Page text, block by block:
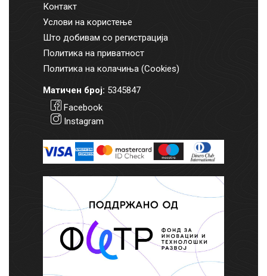
Контакт
Услови на користење
Што добивам со регистрација
Политика на приватност
Политика на колачиња (Cookies)
Матичен број: 5345847
Facebook
Instagram